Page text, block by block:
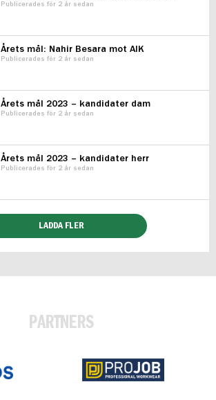
Publicerades för 2 år sedan
Årets mål: Nahir Besara mot AIK
Publicerades för 2 år sedan
Årets mål 2023 – kandidater dam
Publicerades för 2 år sedan
Årets mål 2023 – kandidater herr
Publicerades för 2 år sedan
LADDA FLER
PARTNERS